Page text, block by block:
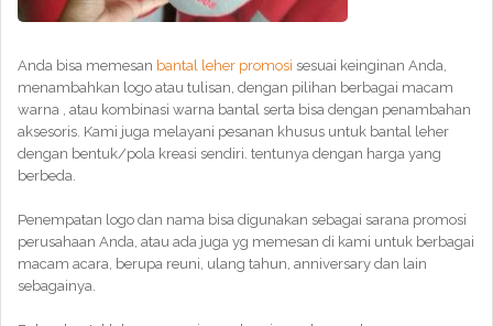
Anda bisa memesan bantal leher promosi sesuai keinginan Anda,
menambahkan logo atau tulisan, dengan pilihan berbagai macam
warna , atau kombinasi warna bantal serta bisa dengan penambahan
aksesoris. Kami juga melayani pesanan khusus untuk bantal leher
dengan bentuk/pola kreasi sendiri. tentunya dengan harga yang
berbeda.
Penempatan logo dan nama bisa digunakan sebagai sarana promosi
perusahaan Anda, atau ada juga yg memesan di kami untuk berbagai
macam acara, berupa reuni, ulang tahun, anniversary dan lain
sebagainya.